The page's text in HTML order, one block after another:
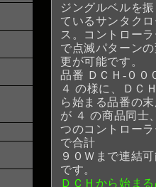
ジングルベルを
ているサンタク
ス。コントロー
で点滅パターン
更が可能です。
品番 ＤＣＨ-００
４ の様に、ＤＣ
ら始まる品番の
が ４ の商品同士
つのコントロー
で合計
９０Ｗまで連結
です。
ＤＣＨから始ま